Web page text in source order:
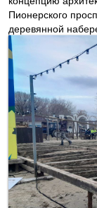
Пионерского
деревянной